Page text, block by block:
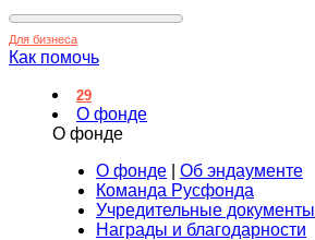
Для бизнеса
Как помочь
29
О фонде
О фонде
О фонде
Об эндаументе
Команда Русфонда
Учредительные документы
Награды и благодарности